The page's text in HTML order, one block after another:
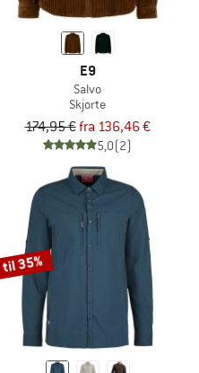
E9
Salvo
Skjorte
174,95 €fra 136,46 €
5,0(2)
til 35%